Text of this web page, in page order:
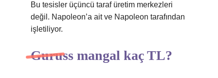
Bu tesisler üçüncü taraf üretim merkezleri
değil. Napoleon’a ait ve Napoleon tarafından
işletiliyor.
Guruss mangal kaç TL?